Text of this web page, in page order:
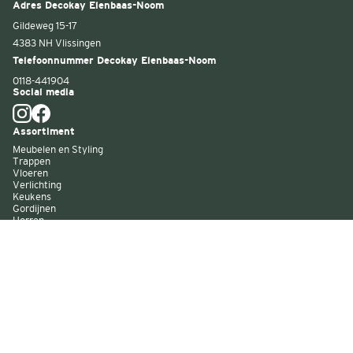
Adres Decokay Elenbaas-Noom
Gildeweg 15-17
4383 NH Vlissingen
Telefoonnummer Decokay Elenbaas-Noom
0118-441904
Social media
Assortiment
Meubelen en Styling
Trappen
Vloeren
Verlichting
Keukens
Gordijnen
Horren